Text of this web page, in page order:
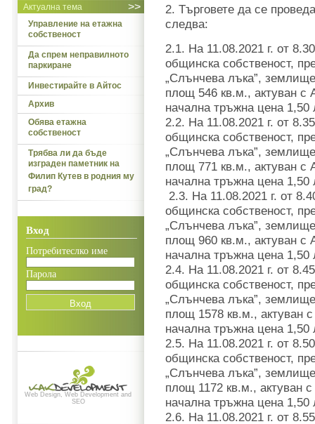
>>
Актуална тема
Управление на етажна
собственост
Да спрем неправилното
паркиране
Инвестирайте в Айтос
Архив
Обява етажна
собственост
Трябва ли да бъде
изграден паметник на
Филип Кутев в родния му
град?
Вход
Потребитеслко име
Парола
Web Design, Web Development and
SEO
2. Търговете да се
следва:
2.1. На 11.08.2021 г. от
общинска собственост,
„Слънчева лъка”,
площ 546 кв.м., актуван
начална тръжна цена 1,50
2.2. На 11.08.2021 г. от
общинска собственост,
„Слънчева лъка”,
площ 771 кв.м., актуван
начална тръжна цена 1,50
2.3. На 11.08.2021 г. от
общинска собственост,
„Слънчева лъка”,
площ 960 кв.м., актуван
начална тръжна цена 1,50
2.4. На 11.08.2021 г. от
общинска собственост,
„Слънчева лъка”,
площ 1578 кв.м., актуван
начална тръжна цена 1,50
2.5. На 11.08.2021 г. от
общинска собственост,
„Слънчева лъка”,
площ 1172 кв.м., актуван
начална тръжна цена 1,50
2.6. На 11.08.2021 г. от